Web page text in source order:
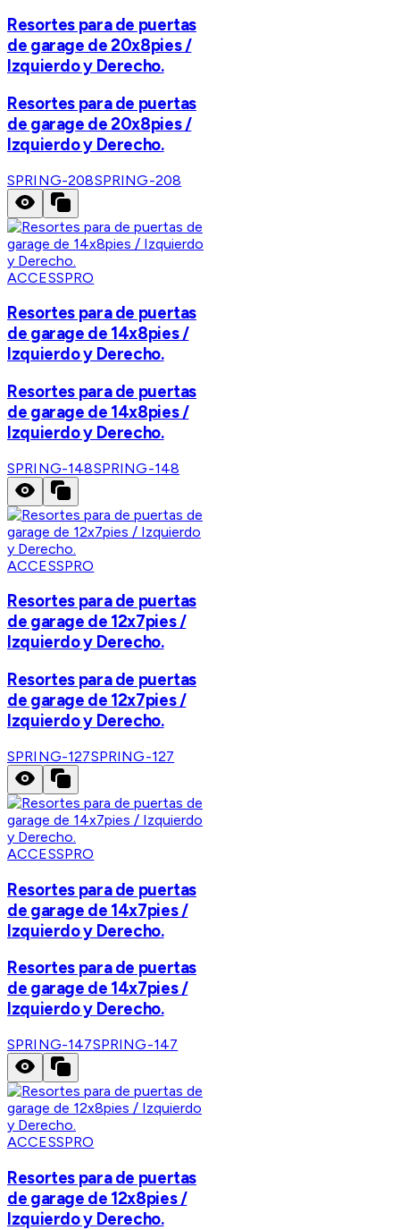
Resortes para de puertas
de garage de 20x8pies /
Izquierdo y Derecho.
Resortes para de puertas
de garage de 20x8pies /
Izquierdo y Derecho.
SPRING-208SPRING-208
ACCESSPRO
Resortes para de puertas
de garage de 14x8pies /
Izquierdo y Derecho.
Resortes para de puertas
de garage de 14x8pies /
Izquierdo y Derecho.
SPRING-148SPRING-148
ACCESSPRO
Resortes para de puertas
de garage de 12x7pies /
Izquierdo y Derecho.
Resortes para de puertas
de garage de 12x7pies /
Izquierdo y Derecho.
SPRING-127SPRING-127
ACCESSPRO
Resortes para de puertas
de garage de 14x7pies /
Izquierdo y Derecho.
Resortes para de puertas
de garage de 14x7pies /
Izquierdo y Derecho.
SPRING-147SPRING-147
ACCESSPRO
Resortes para de puertas
de garage de 12x8pies /
Izquierdo y Derecho.